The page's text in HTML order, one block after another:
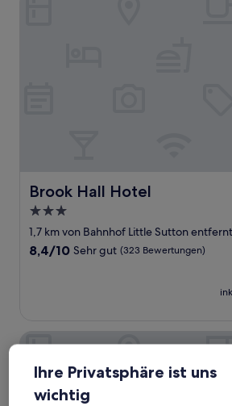
Brook Hall Hotel
Brook Hall Hotel
3.0-
Sterne-
Unterkunft
1,7 km von Bahnhof Little Sutton entfernt
8.4
Bewertungen)
8,4/10 Sehr gut (323 Bewertungen)
Woodcote Hotel
Ihre Privatsphäre ist uns
wichtig